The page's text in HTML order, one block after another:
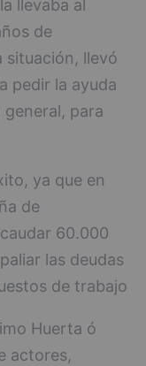
llevaba al
de
situación, llevó
pedir la ayuda
para
ya que en
de
60.000
las deudas
de trabajo
Huerta ó
actores,